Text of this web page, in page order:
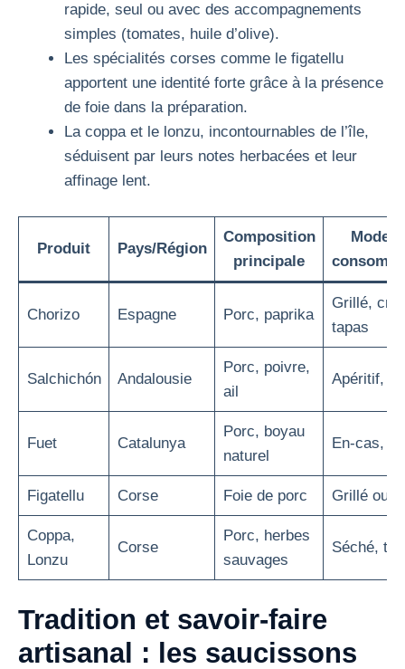
rapide, seul ou avec des accompagnements
simples (tomates, huile d’olive).
Les spécialités corses comme le figatellu
apportent une identité forte grâce à la présence
de foie dans la préparation.
La coppa et le lonzu, incontournables de l’île,
séduisent par leurs notes herbacées et leur
affinage lent.
Produit Pays/Région
Composition
principale
Modes
Chorizo Espagne Porc, paprika
Grillé,
tapas
Salchichón Andalousie
Porc, poivre,
ail
Apéritif,
Fuet Catalunya
Porc, boyau
naturel
En-cas,
Figatellu Corse Foie de porc Grillé ou
Coppa,
Lonzu
Corse
Porc, herbes
sauvages
Séché,
Tradition et savoir-faire
artisanal : les saucissons